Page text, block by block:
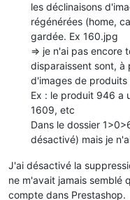
les déclinaisons
régénérées (home,
gardée. Ex 160.jpg
=> je n'ai pas encore
disparaissent sont, à
d'images de produits
Ex : le produit 946 a
1609, etc
Dans le dossier
désactivé) mais je
J'ai désactivé la
ne m'avait jamais semblé
compte dans Prestashop.